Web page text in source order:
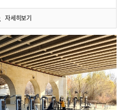
자세히보기